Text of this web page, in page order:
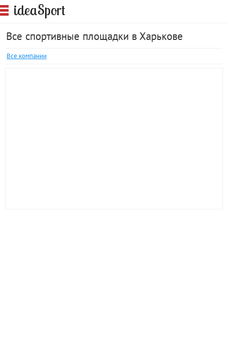
ideaSport
Все спортивные площадки в Харькове
Все компании